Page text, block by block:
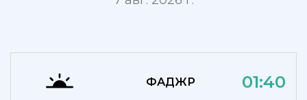
ФАДЖР 01:40